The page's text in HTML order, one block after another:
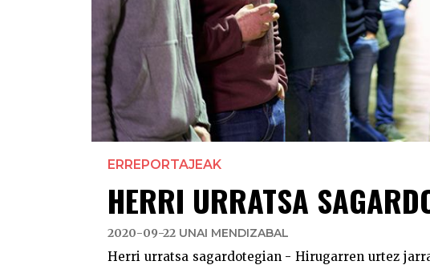
ERREPORTAJEAK
HERRI URRATSA
2020-09-22 UNAI MENDIZABAL
Herri urratsa sagardotegian - Hirugarren urtez